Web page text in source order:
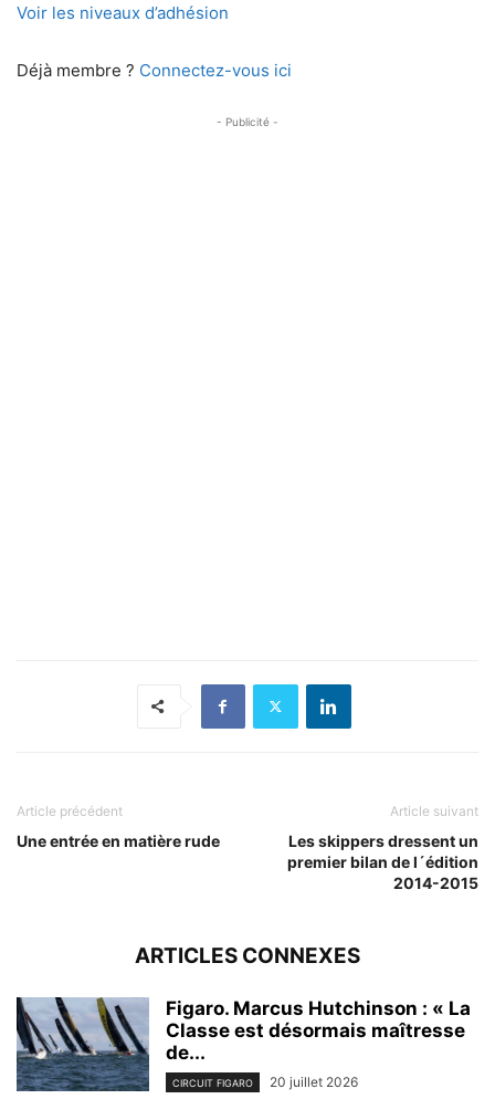
Voir les niveaux d’adhésion
Déjà membre ? Connectez-vous ici
- Publicité -
Article précédent
Une entrée en matière rude
Article suivant
Les skippers dressent un
premier bilan de l´édition
2014-2015
ARTICLES CONNEXES
Figaro. Marcus Hutchinson : « La
Classe est désormais maîtresse
de...
CIRCUIT FIGARO 20 juillet 2026